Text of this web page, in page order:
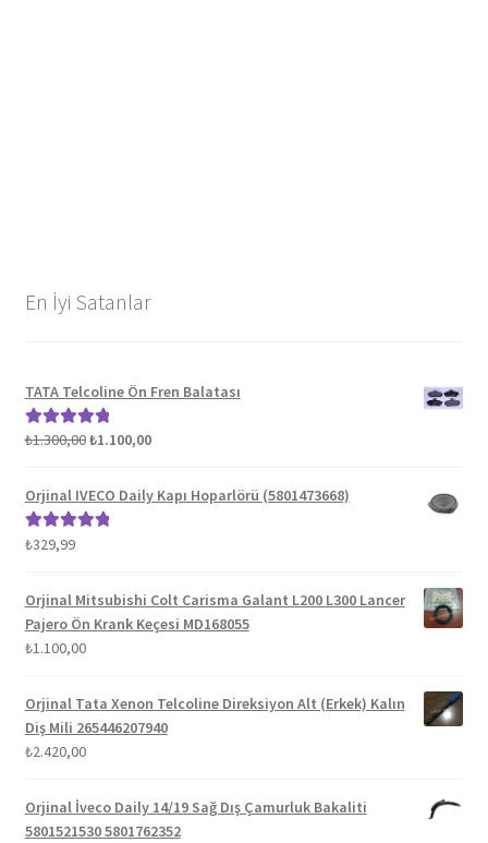
En İyi Satanlar
TATA Telcoline Ön Fren Balatası
5 üzerinden
₺1.300,00Orijinal
₺1.300,00.
₺1.100,00Şu
fiyat:
₺1.100,00.
Orjinal IVECO Daily Kapı Hoparlörü (5801473668)
5 üzerinden
₺329,99
Orjinal Mitsubishi Colt Carisma Galant L200 L300 Lancer
Pajero Ön Krank Keçesi MD168055
₺1.100,00
Orjinal Tata Xenon Telcoline Direksiyon Alt (Erkek) Kalın
Diş Mili 265446207940
₺2.420,00
Orjinal İveco Daily 14/19 Sağ Dış Çamurluk Bakaliti
5801521530 5801762352